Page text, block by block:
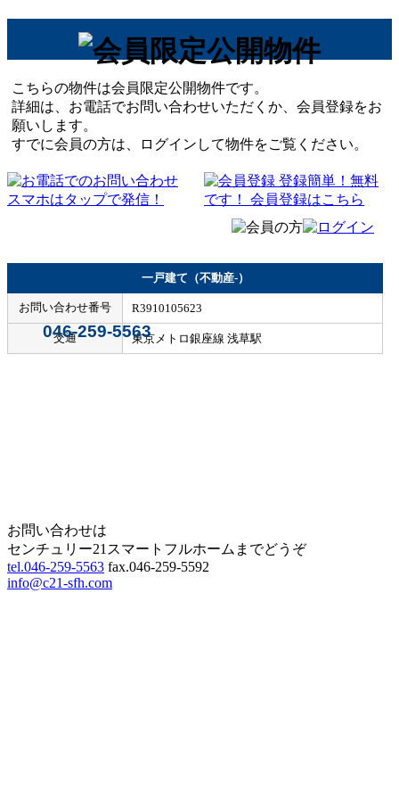
こちらの物件は会員限定公開物件です。
詳細は、お電話でお問い合わせいただくか、会員登録をお
願いします。
すでに会員の方は、ログインして物件をご覧ください。
046-259-5563
一戸建て（不動産-）
お問い合わせ番号 R3910105623
交通 東京メトロ銀座線 浅草駅
お問い合わせは
センチュリー21スマートフルホームまでどうぞ
tel.046-259-5563 fax.046-259-5592
info@c21-sfh.com